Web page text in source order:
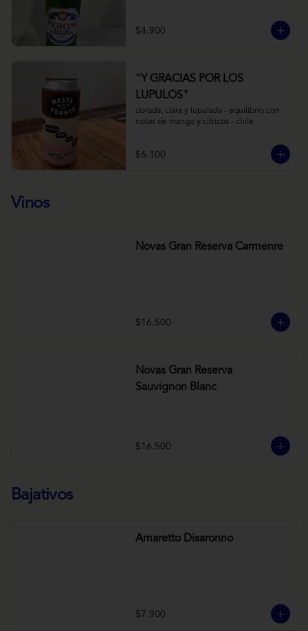
$4.900
“Y GRACIAS POR LOS
LUPULOS"
dorada, clara y lupulada - equilibrio con
notas de mango y cítricos - chile
$6.100
Vinos
Novas Gran Reserva Carmenre
$16.500
Novas Gran Reserva
Sauvignon Blanc
$16.500
Bajativos
Amaretto Disaronno
$7.900